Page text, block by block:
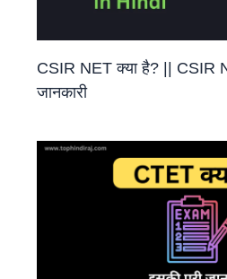
CSIR NET क्या है? || CSIR
जानकारी